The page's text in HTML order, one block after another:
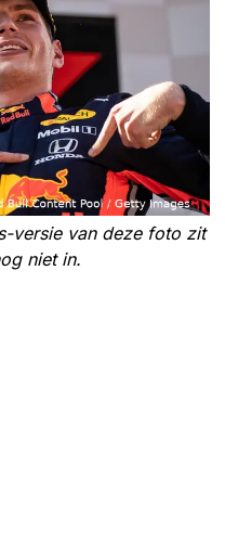
versie van deze foto zit
niet in.